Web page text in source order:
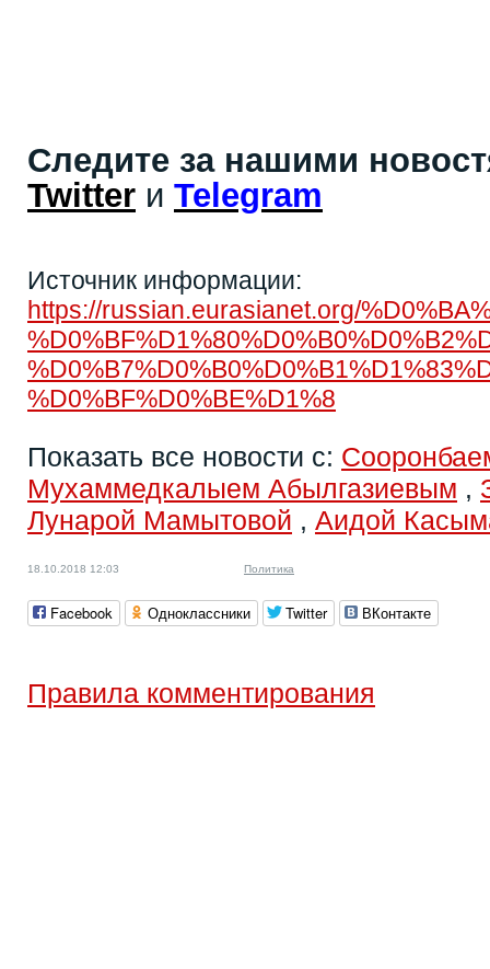
Следите за нашими
Twitter и Telegram
Источник информации:
https://russian.eurasianet.org/
%D0%BF%D0%BE%D1%8
Показать все новости с:
Мухаммедкалыем Абылгазиевым ,
Лунарой Мамытовой , Аидой
18.10.2018 12:03 Политика
Facebook Одноклассники Twitter ВКонтакте
Правила комментирования